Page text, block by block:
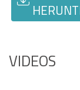
VIDEOS